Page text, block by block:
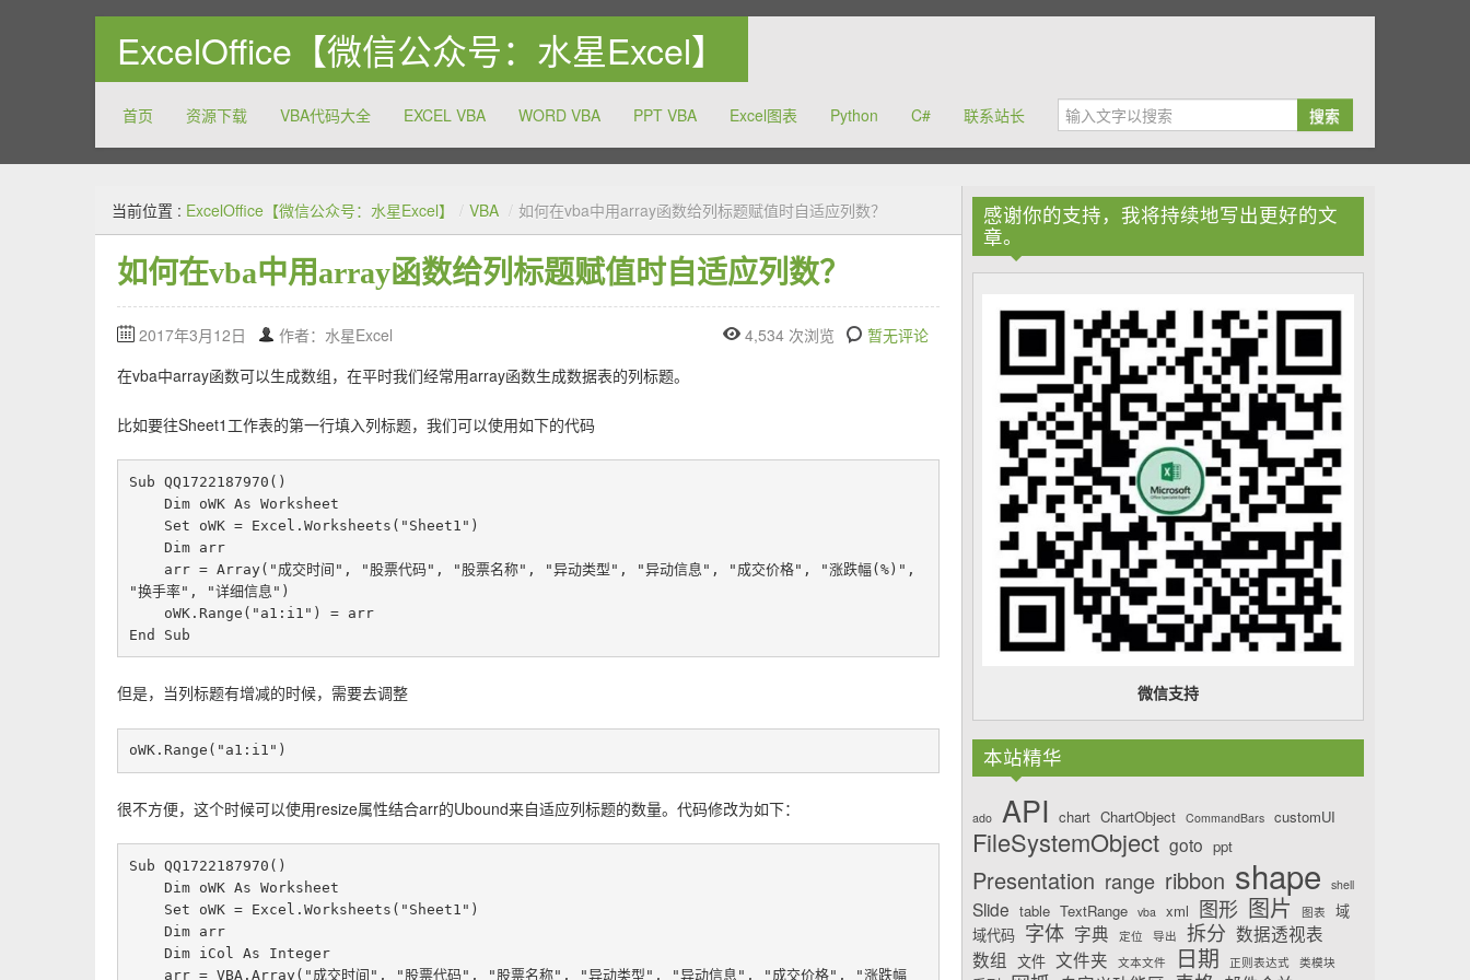
ExcelOffice【微信公众号：水星Excel】
首页 资源下载 VBA代码大全 EXCEL VBA WORD VBA PPT VBA Excel图表 Python C# 联系站长 搜索
关注和分享Excel以及Office系列软件的方方面面，致力于提高中国的办公软件的使用水平
当前位置 : ExcelOffice【微信公众号：水星Excel】 / VBA / 如何在vba中用array函数给列标题赋值时自适应列数？
如何在vba中用array函数给列标题赋值时自适应列数？
2017年3月12日 作者：水星Excel 4,534 次浏览
暂无评论
在vba中array函数可以生成数组，在平时我们经常用array函数生成数据表的列标题。
比如要往Sheet1工作表的第一行填入列标题，我们可以使用如下的代码
Sub QQ1722187970()
"换手率", "详细信息")
但是，当列标题有增减的时候，需要去调整
oWK.Range("a1:i1")
很不方便，这个时候可以使用resize属性结合arr的Ubound来自适应列标题的数量。代码修改为如下：
Sub QQ1722187970()
感谢你的支持，我将持续地写出更好的文
章。
微信支持
本站精华
ado API chart ChartObject CommandBars customUI
FileSystemObject goto ppt
Presentation range ribbon shape shell
Slide table TextRange vba xml 图形 图片 图表
域
域代码 字体 字典 定位 导出 拆分 数据透视表
数组 文件 文件夹 文本文件 日期 正则表达式 类模块